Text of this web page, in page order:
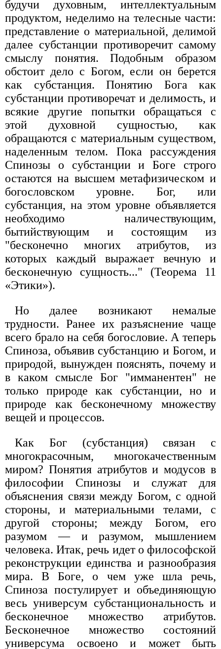
будучи духовным, интеллектуальным
продуктом, неделимо на телесные части:
представление о материальной, делимой
далее субстанции противоречит самому
смыслу понятия. Подобным образом
обстоит дело с Богом, если он берется
как субстанция. Понятию Бога как
субстанции противоречат и делимость, и
всякие другие попытки обращаться с
этой духовной сущностью, как
обращаются с материальным существом,
наделенным телом. Пока рассуждения
Спинозы о субстанции и Боге строго
остаются на высшем метафизическом и
богословском уровне. Бог, или
субстанция, на этом уровне объявляется
необходимо наличествующим,
бытийствующим и состоящим из
"бесконечно многих атрибутов, из
которых каждый выражает вечную и
бесконечную сущность..." (Теорема 11
«Этики»).
Но далее возникают немалые
трудности. Ранее их разъяснение чаще
всего брало на себя богословие. А теперь
Спиноза, объявив субстанцию и Богом, и
природой, вынужден пояснять, почему и
в каком смысле Бог "имманентен" не
только природе как субстанции, но и
природе как бесконечному множеству
вещей и процессов.
Как Бог (субстанция) связан с
многокрасочным, многокачественным
миром? Понятия атрибутов и модусов в
философии Спинозы и служат для
объяснения связи между Богом, с одной
стороны, и материальными телами, с
другой стороны; между Богом, его
разумом — и разумом, мышлением
человека. Итак, речь идет о философской
реконструкции единства и разнообразия
мира. В Боге, о чем уже шла речь,
Спиноза постулирует и объединяющую
весь универсум субстанциональность и
бесконечное множество атрибутов.
Бесконечное множество состояний
универсума освоено и может быть